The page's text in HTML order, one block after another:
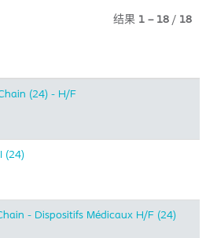
结果 1 – 18 / 18
(24) - H/F
(24)
- Dispositifs Médicaux H/F (24)